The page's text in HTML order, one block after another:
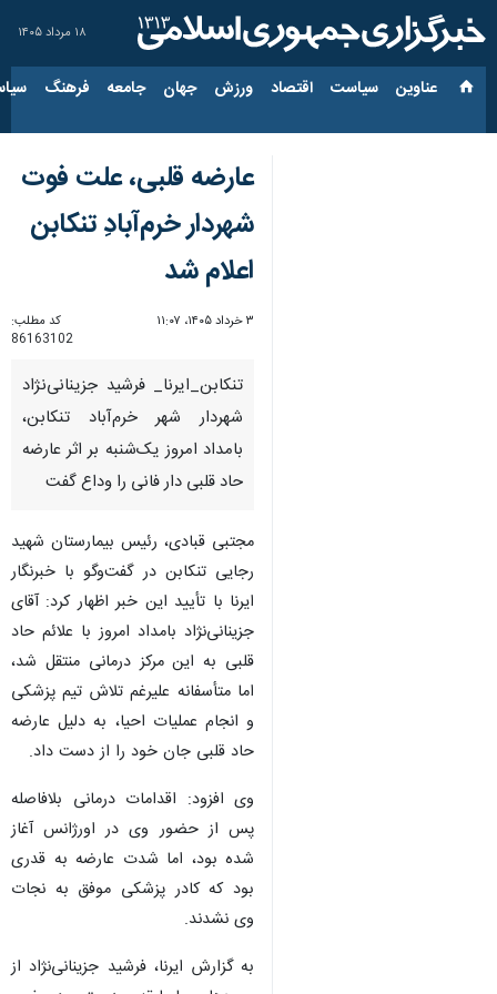
۱۸ مرداد ۱۴۰۵
عناوین‌ سیاست اقتصاد ورزش جهان جامعه فرهنگ
عارضه قلبی، علت فوت
شهردار خرم‌آبادِ تنکابن
اعلام شد
۳ خرداد ۱۴۰۵، ۱۱:۰۷
کد مطلب:
86163102
تنکابن_ایرنا_ فرشید جزینانی‌نژاد
شهردار شهر خرم‌آباد تنکابن،
بامداد امروز یک‌شنبه بر اثر عارضه
حاد قلبی دار فانی را وداع گفت
مجتبی قبادی، رئیس بیمارستان شهید
رجایی تنکابن در گفت‌وگو با خبرنگار
ایرنا با تأیید این خبر اظهار کرد: آقای
جزینانی‌نژاد بامداد امروز با علائم حاد
قلبی به این مرکز درمانی منتقل شد،
اما متأسفانه علیرغم تلاش تیم پزشکی
و انجام عملیات احیا، به دلیل عارضه
حاد قلبی جان خود را از دست داد.
وی افزود: اقدامات درمانی بلافاصله
پس از حضور وی در اورژانس آغاز
شده بود، اما شدت عارضه به قدری
بود که کادر پزشکی موفق به نجات
وی نشدند.
به گزارش ایرنا، فرشید جزینانی‌نژاد از